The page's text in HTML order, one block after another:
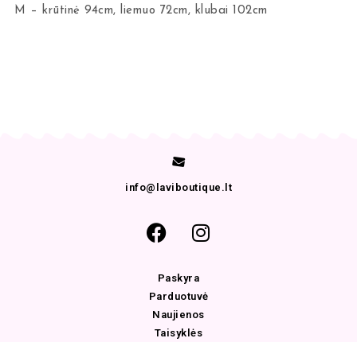
M – krūtinė 94cm, liemuo 72cm, klubai 102cm
info@laviboutique.lt
Paskyra
Parduotuvė
Naujienos
Taisyklės